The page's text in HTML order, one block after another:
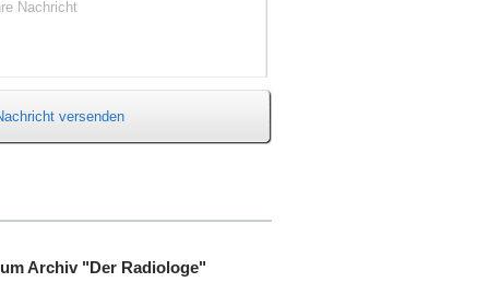
Nachricht
versenden
Archiv "Der Radiologe"